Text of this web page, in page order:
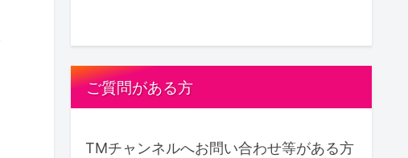
ご質問がある方
TMチャンネルへお問い合わせ等がある方